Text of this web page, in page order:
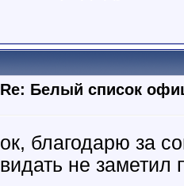
Re: Белый список
ок, благодарю за
видать не заметил